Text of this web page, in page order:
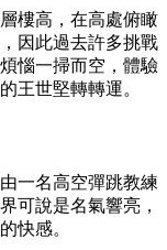
樓高，在高處俯瞰
因此過去許多挑戰
惱一掃而空，體驗
王世堅轉轉運。
一名高空彈跳教練
可說是名氣響亮，
快感。